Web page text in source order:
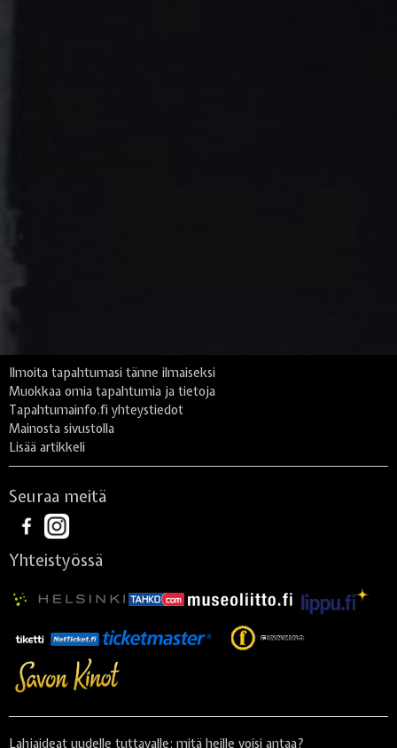
Ilmoita tapahtumasi tänne ilmaiseksi
Muokkaa omia tapahtumia ja tietoja
Tapahtumainfo.fi yhteystiedot
Mainosta sivustolla
Lisää artikkeli
Seuraa meitä
Yhteistyössä
Lahjaideat uudelle tuttavalle: mitä heille voisi antaa?